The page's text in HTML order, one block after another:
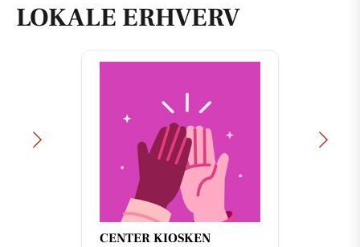
LOKALE ERHVERV
Oscar Biludlejning